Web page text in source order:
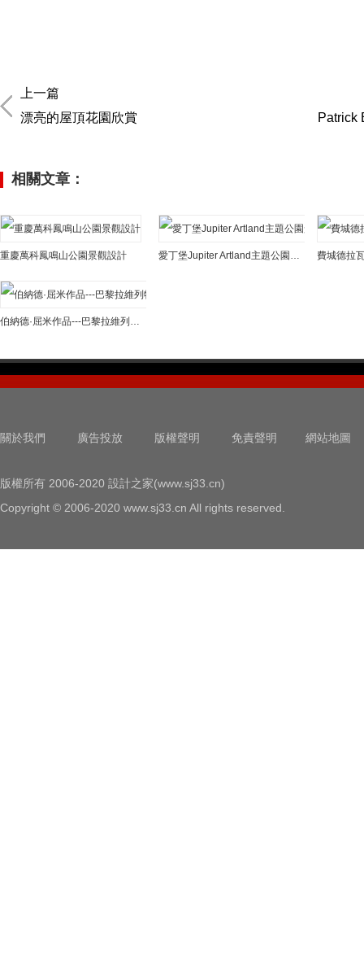
上一篇
漂亮的屋頂花園欣賞
Patrick
相關文章：
重慶萬科鳳鳴山公園景觀設計 愛丁堡Jupiter Artland主題公園景觀設計
伯納德·屈米作品---巴黎拉維列特公園
關於我們 廣告投放 版權聲明 免責聲明 網站地圖
版權所有 2006-2020 設計之家(www.sj33.cn)
Copyright © 2006-2020 www.sj33.cn All rights reserved.